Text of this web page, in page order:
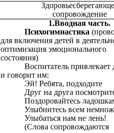
сопровождение
1.Вводная часть.
Психогимнастика
для включения детей в
оптимизация эмоционального
состояния)
Воспитатель привлекает
и говорит им:
Эй! Ребята, подходите
Друг на друга
Поздоровайтесь
Улыбнитесь всем
Улыбаться нам не лень!
(Слова сопровождаются